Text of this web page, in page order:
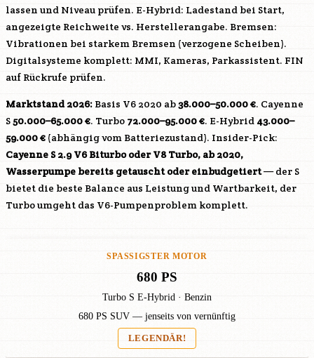
lassen und Niveau prüfen. E-Hybrid: Ladestand bei Start,
angezeigte Reichweite vs. Herstellerangabe. Bremsen:
Vibrationen bei starkem Bremsen (verzogene Scheiben).
Digitalsysteme komplett: MMI, Kameras, Parkassistent. FIN
auf Rückrufe prüfen.
Marktstand 2026: Basis V6 2020 ab38.000–50.000 €. Cayenne
S50.000–65.000 €. Turbo 72.000–95.000 €. E-Hybrid 43.000–
59.000 € (abhängig vom Batteriezustand). Insider-Pick:
Cayenne S 2.9 V6 Biturbo oder V8 Turbo, ab 2020,
Wasserpumpe bereits getauscht oder einbudgetiert— der S
bietet die beste Balance aus Leistung und Wartbarkeit, der
Turbo umgeht das V6-Pumpenproblem komplett.
SPASSIGSTER MOTOR
680 PS
Turbo S E-Hybrid · Benzin
680 PS SUV — jenseits von vernünftig
LEGENDÄR!